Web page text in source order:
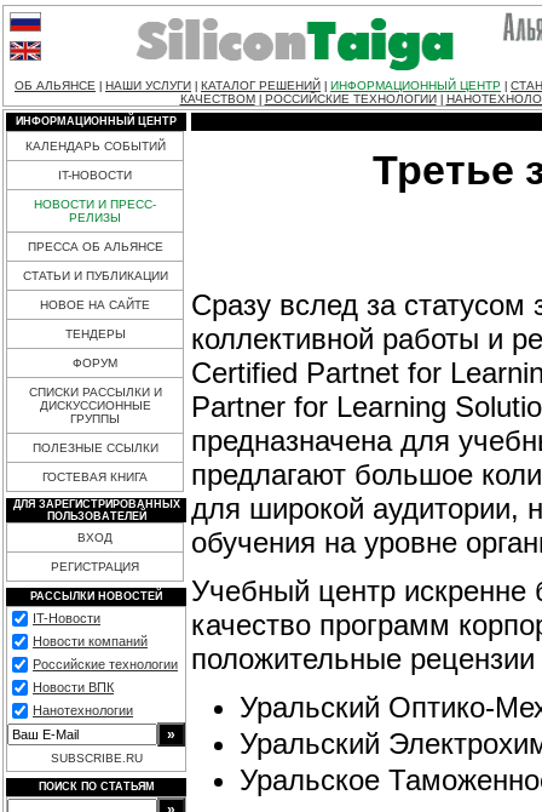
ОБ АЛЬЯНСЕ НАШИ УСЛУГИ КАТАЛОГ РЕШЕНИЙ ИНФОРМАЦИОННЫЙ ЦЕНТР
КАЧЕСТВОМ
РОССИЙСКИЕ ТЕХНОЛОГИИ
ИНФОРМАЦИОННЫЙ ЦЕНТР
КАЛЕНДАРЬ СОБЫТИЙ
IT-НОВОСТИ
НОВОСТИ И ПРЕСС-
РЕЛИЗЫ
ПРЕССА ОБ АЛЬЯНСЕ
СТАТЬИ И ПУБЛИКАЦИИ
НОВОЕ НА САЙТЕ
ТЕНДЕРЫ
ФОРУМ
СПИСКИ РАССЫЛКИ И
ДИСКУССИОННЫЕ
ГРУППЫ
ПОЛЕЗНЫЕ ССЫЛКИ
ГОСТЕВАЯ КНИГА
ДЛЯ ЗАРЕГИСТРИРОВАННЫХ
ПОЛЬЗОВАТЕЛЕЙ
ВХОД
РЕГИСТРАЦИЯ
РАССЫЛКИ НОВОСТЕЙ
IT-Новости
Новости компаний
Российские технологии
Новости ВПК
Нанотехнологии
SUBSCRIBE.RU
ПОИСК ПО СТАТЬЯМ
Третье
Сразу вслед за
коллективной работы и
Certified Partnet for
Partner for Learning
предназначена для
предлагают большое
для широкой аудитории,
обучения на уровне
Учебный центр искренне
качество программ
положительные
Уральский Оптико-
Уральский
Уральское